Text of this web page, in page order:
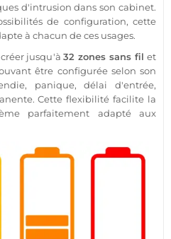
d'intrusion dans son cabinet.
de configuration, cette
à chacun de ces usages.
jusqu'à32 zones sans fil et
être configurée selon son
panique, délai d'entrée,
Cette flexibilité facilite la
parfaitement adapté aux